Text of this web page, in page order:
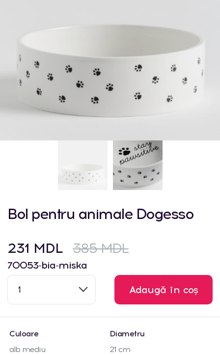
Bol pentru animale Dogesso
231 MDL 385 MDL
70053-bia-miska
1 Adaugă în coș
Culoare
alb mediu
Diametru
21 cm